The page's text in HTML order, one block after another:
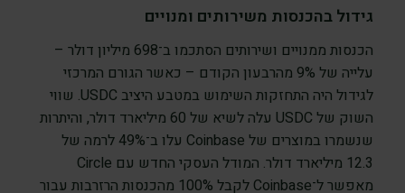
גידול בהכנסות משירותים ומנויים
הכנסות ממנויים ושירותים הסתכמו ב־698 מיליון דולר –
עלייה של 9% מהרבעון הקודם – כאשר הגורם המרכזי
לגידול היה התחזקות השימוש במטבע היציב USDC. שווי
השוק של USDC עלה לשיא של 60 מיליארד דולר, והיתרות
שנשמרו במוצרים של Coinbase עלו ב־49% לרמה של
12.3 מיליארד דולר. המודל העסקי החדש עם Circle
מאפשר ל־Coinbase לקבל 100% מהכנסות הרזרבות עבור